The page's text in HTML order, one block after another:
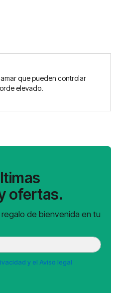
que pueden controlar
elevado.
ofertas.
de bienvenida en tu
y el Aviso legal